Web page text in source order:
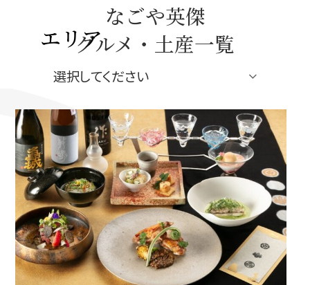
秀長グルメ・土産一覧
名古屋＜秀長＞観光モデルコース
豊臣秀吉と名古屋の関係
秀吉関連 史跡 一覧
秀吉グルメ・土産 一覧
秀吉功路
エリア
ジャンル
なごや英傑
グルメ・土産一覧